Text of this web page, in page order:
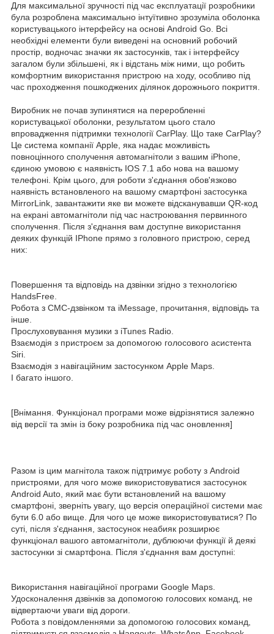
Для максимальної зручності під час експлуатації розробники
була розроблена максимально інтуїтивно зрозуміла оболонка
користувацького інтерфейсу на основі Android Go. Всі
необхідні елементи були виведені на основний робочий
простір, водночас значки як застосунків, так і інтерфейсу
загалом були збільшені, як і відстань між ними, що робить
комфортним використання пристрою на ходу, особливо під
час проходження пошкоджених ділянок дорожнього покриття.
Виробник не почав зупинятися на переробленні
користувацької оболонки, результатом цього стало
впровадження підтримки технології CarPlay. Що таке CarPlay?
Це система компанії Apple, яка надає можливість
повноцінного сполучення автомагнітоли з вашим iPhone,
єдиною умовою є наявність IOS 7.1 або нова на вашому
телефоні. Крім цього, для роботи з'єднання обов'язково
наявність встановленого на вашому смартфоні застосунка
MirrorLink, завантажити яке ви можете відсканувавши QR-код
на екрані автомагнітоли під час настроювання первинного
сполучення. Після з'єднання вам доступне використання
деяких функцій IPhone прямо з головного пристрою, серед
них:
Повершення та відповідь на дзвінки згідно з технологією
HandsFree.
Робота з СМС-дзвінком та iMessage, прочитання, відповідь та
інше.
Прослуховування музики з iTunes Radio.
Взаємодія з пристроєм за допомогою голосового асистента
Siri.
Взаємодія з навігаційним застосунком Apple Maps.
І багато іншого.
[Внімання. Функціонал програми може відрізнятися залежно
від версії та змін із боку розробника під час оновлення]
Разом із цим магнітола також підтримує роботу з Android
пристроями, для чого може використовуватися застосунок
Android Auto, який має бути встановлений на вашому
смартфоні, зверніть увагу, що версія операційної системи має
бути 6.0 або вище. Для чого це може використовуватися? По
суті, після з'єднання, застосунок неабияк розширює
функціонал вашого автомагнітоли, дублюючи функції й деякі
застосунки зі смартфона. Після з'єднання вам доступні:
Використання навігаційної програми Google Maps.
Удосконалення дзвінків за допомогою голосових команд, не
відвертаючи уваги від дороги.
Робота з повідомленнями за допомогою голосових команд,